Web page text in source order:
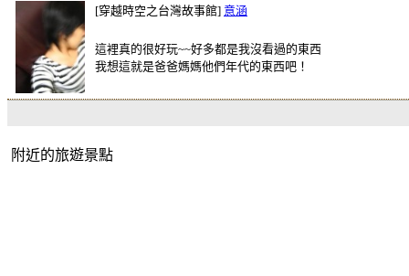
[穿越時空之台灣故事館] 意涵
這裡真的很好玩~~好多都是我沒看過的東西
我想這就是爸爸媽媽他們年代的東西吧！
附近的旅遊景點